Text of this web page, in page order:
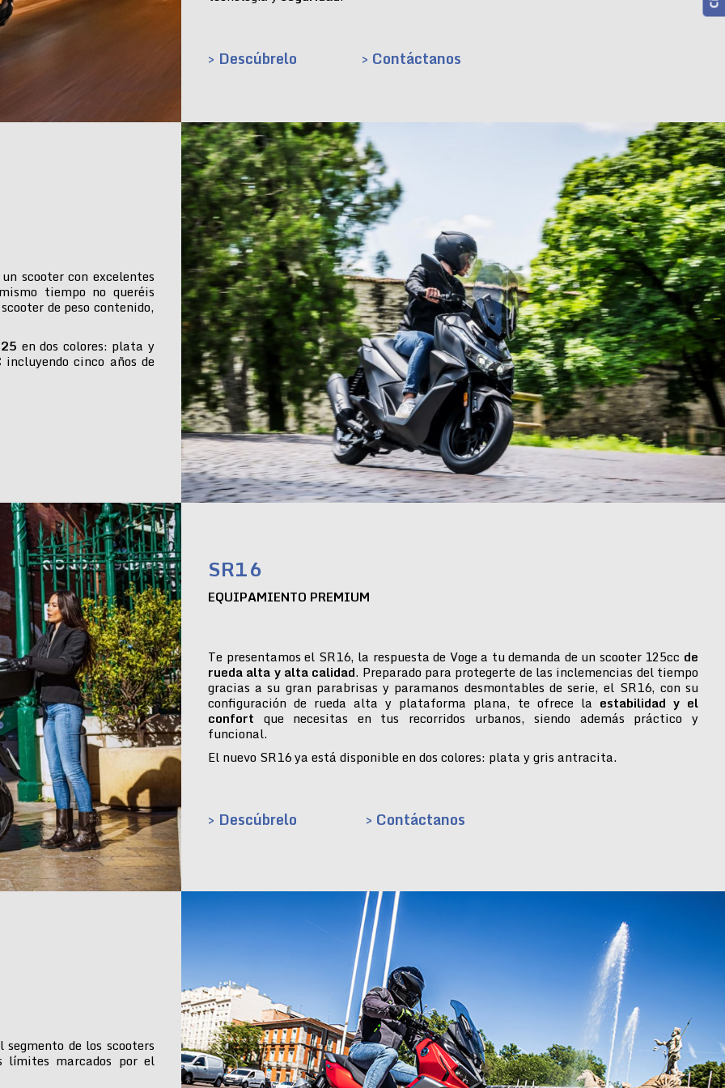
> Descúbrelo > Contáctanos
scooter con excelentes
tiempo no queréis
de peso contenido,
en dos colores: plata y
cinco años de
SR16
EQUIPAMIENTO PREMIUM
Te presentamos el SR16, la respuesta de Voge a tu demanda de un scooter 125cc de
rueda alta y alta calidad. Preparado para protegerte de las inclemencias del tiempo
gracias a su gran parabrisas y paramanos desmontables de serie, el SR16, con su
configuración de rueda alta y plataforma plana, te ofrece la estabilidad y el
confort que necesitas en tus recorridos urbanos, siendo además práctico y
funcional.
El nuevo SR16 ya está disponible en dos colores: plata y gris antracita.
> Descúbrelo > Contáctanos
de los scooters
límites marcados por el